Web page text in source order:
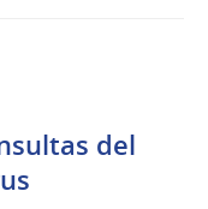
del